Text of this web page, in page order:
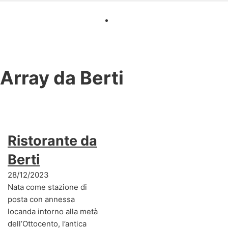
Array da Berti
Ristorante da
Berti
28/12/2023
Nata come stazione di
posta con annessa
locanda intorno alla metà
dell’Ottocento, l’antica